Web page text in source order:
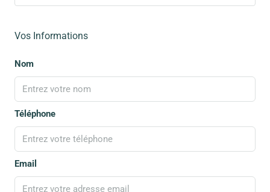
Vos Informations
Nom
Téléphone
Email